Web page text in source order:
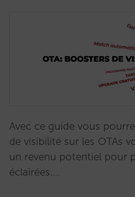
Avec ce guide vous
de visibilité sur les OTAs
un revenu potentiel pour
éclairées.…